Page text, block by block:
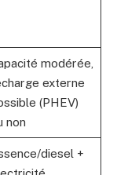
modérée,
externe
(PHEV)
non
diesel +